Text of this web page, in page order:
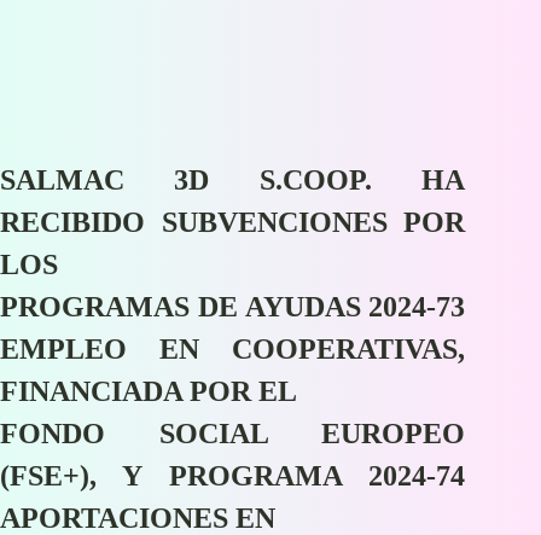
SALMAC 3D S.COOP. HA
RECIBIDO SUBVENCIONES POR
LOS
PROGRAMAS DE AYUDAS 2024-73
EMPLEO EN COOPERATIVAS,
FINANCIADA POR EL
FONDO SOCIAL EUROPEO
(FSE+), Y PROGRAMA 2024-74
APORTACIONES EN